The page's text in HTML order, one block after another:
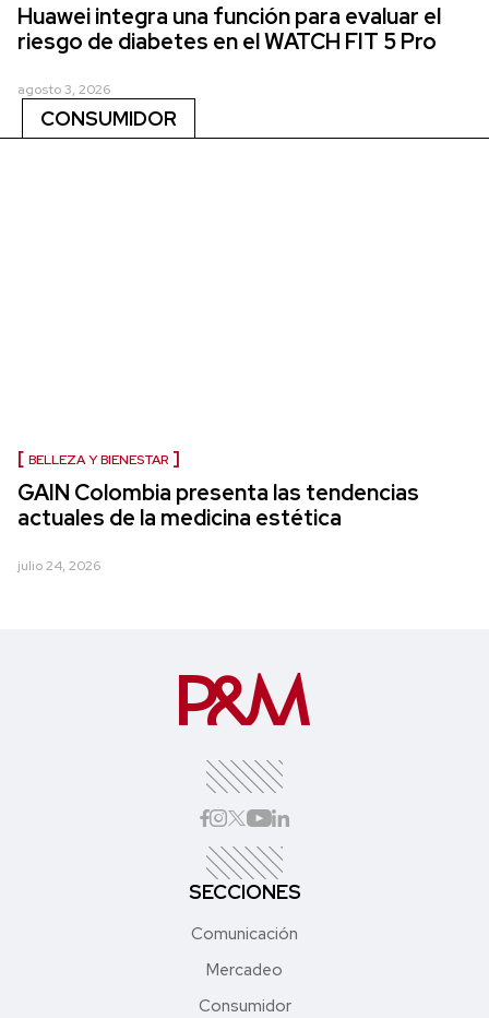
Huawei integra una función para evaluar el
riesgo de diabetes en el WATCH FIT 5 Pro
agosto 3, 2026
CONSUMIDOR
BELLEZA Y BIENESTAR
GAIN Colombia presenta las tendencias
actuales de la medicina estética
julio 24, 2026
SECCIONES
Comunicación
Mercadeo
Consumidor